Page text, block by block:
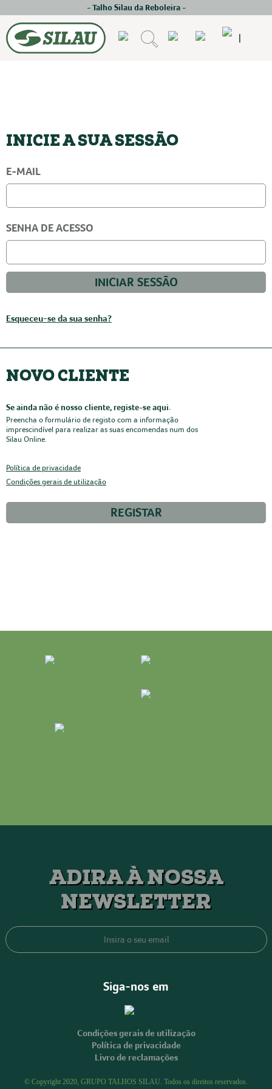
- Talho Silau da Reboleira -
INICIE A SUA SESSÃO
E-MAIL
SENHA DE ACESSO
INICIAR SESSÃO
Esqueceu-se da sua senha?
NOVO CLIENTE
Se ainda não é nosso cliente, registe-se aqui.
Preencha o formulário de registo com a informação
imprescindível para realizar as suas encomendas num dos
Silau Online.
Política de privacidade
Condições gerais de utilização
REGISTAR
ADIRA À NOSSA
NEWSLETTER
Siga-nos em
Condições gerais de utilização
Política de privacidade
Livro de reclamações
© Copyright 2020, GRUPO TALHOS SILAU. Todos os direitos reservados.